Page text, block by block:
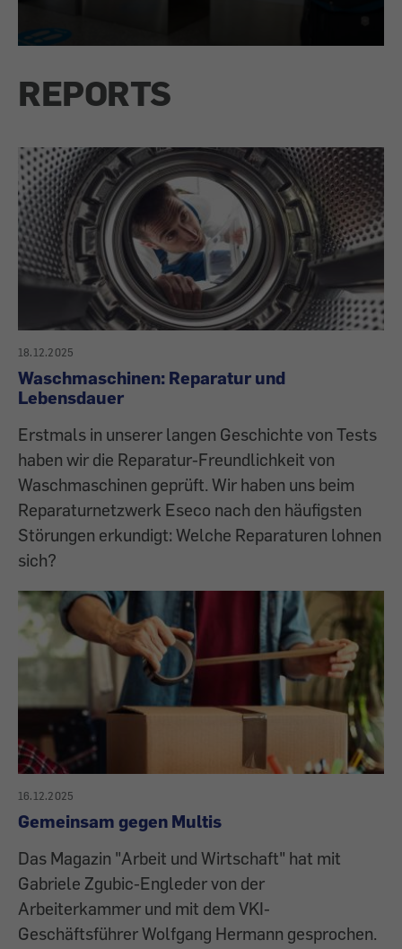
REPORTS
18.12.2025
Waschmaschinen: Reparatur und
Lebensdauer
Erstmals in unserer langen Geschichte von Tests
haben wir die Reparatur-Freundlichkeit von
Waschmaschinen geprüft. Wir haben uns beim
Reparaturnetzwerk Eseco nach den häufigsten
Störungen erkundigt: Welche Reparaturen lohnen
sich?
16.12.2025
Gemeinsam gegen Multis
Das Magazin "Arbeit und Wirtschaft" hat mit
Gabriele Zgubic-Engleder von der
Arbeiterkammer und mit dem VKI-
Geschäftsführer Wolfgang Hermann gesprochen.